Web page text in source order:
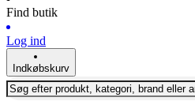
Find butik
Log ind
Indkøbskurv